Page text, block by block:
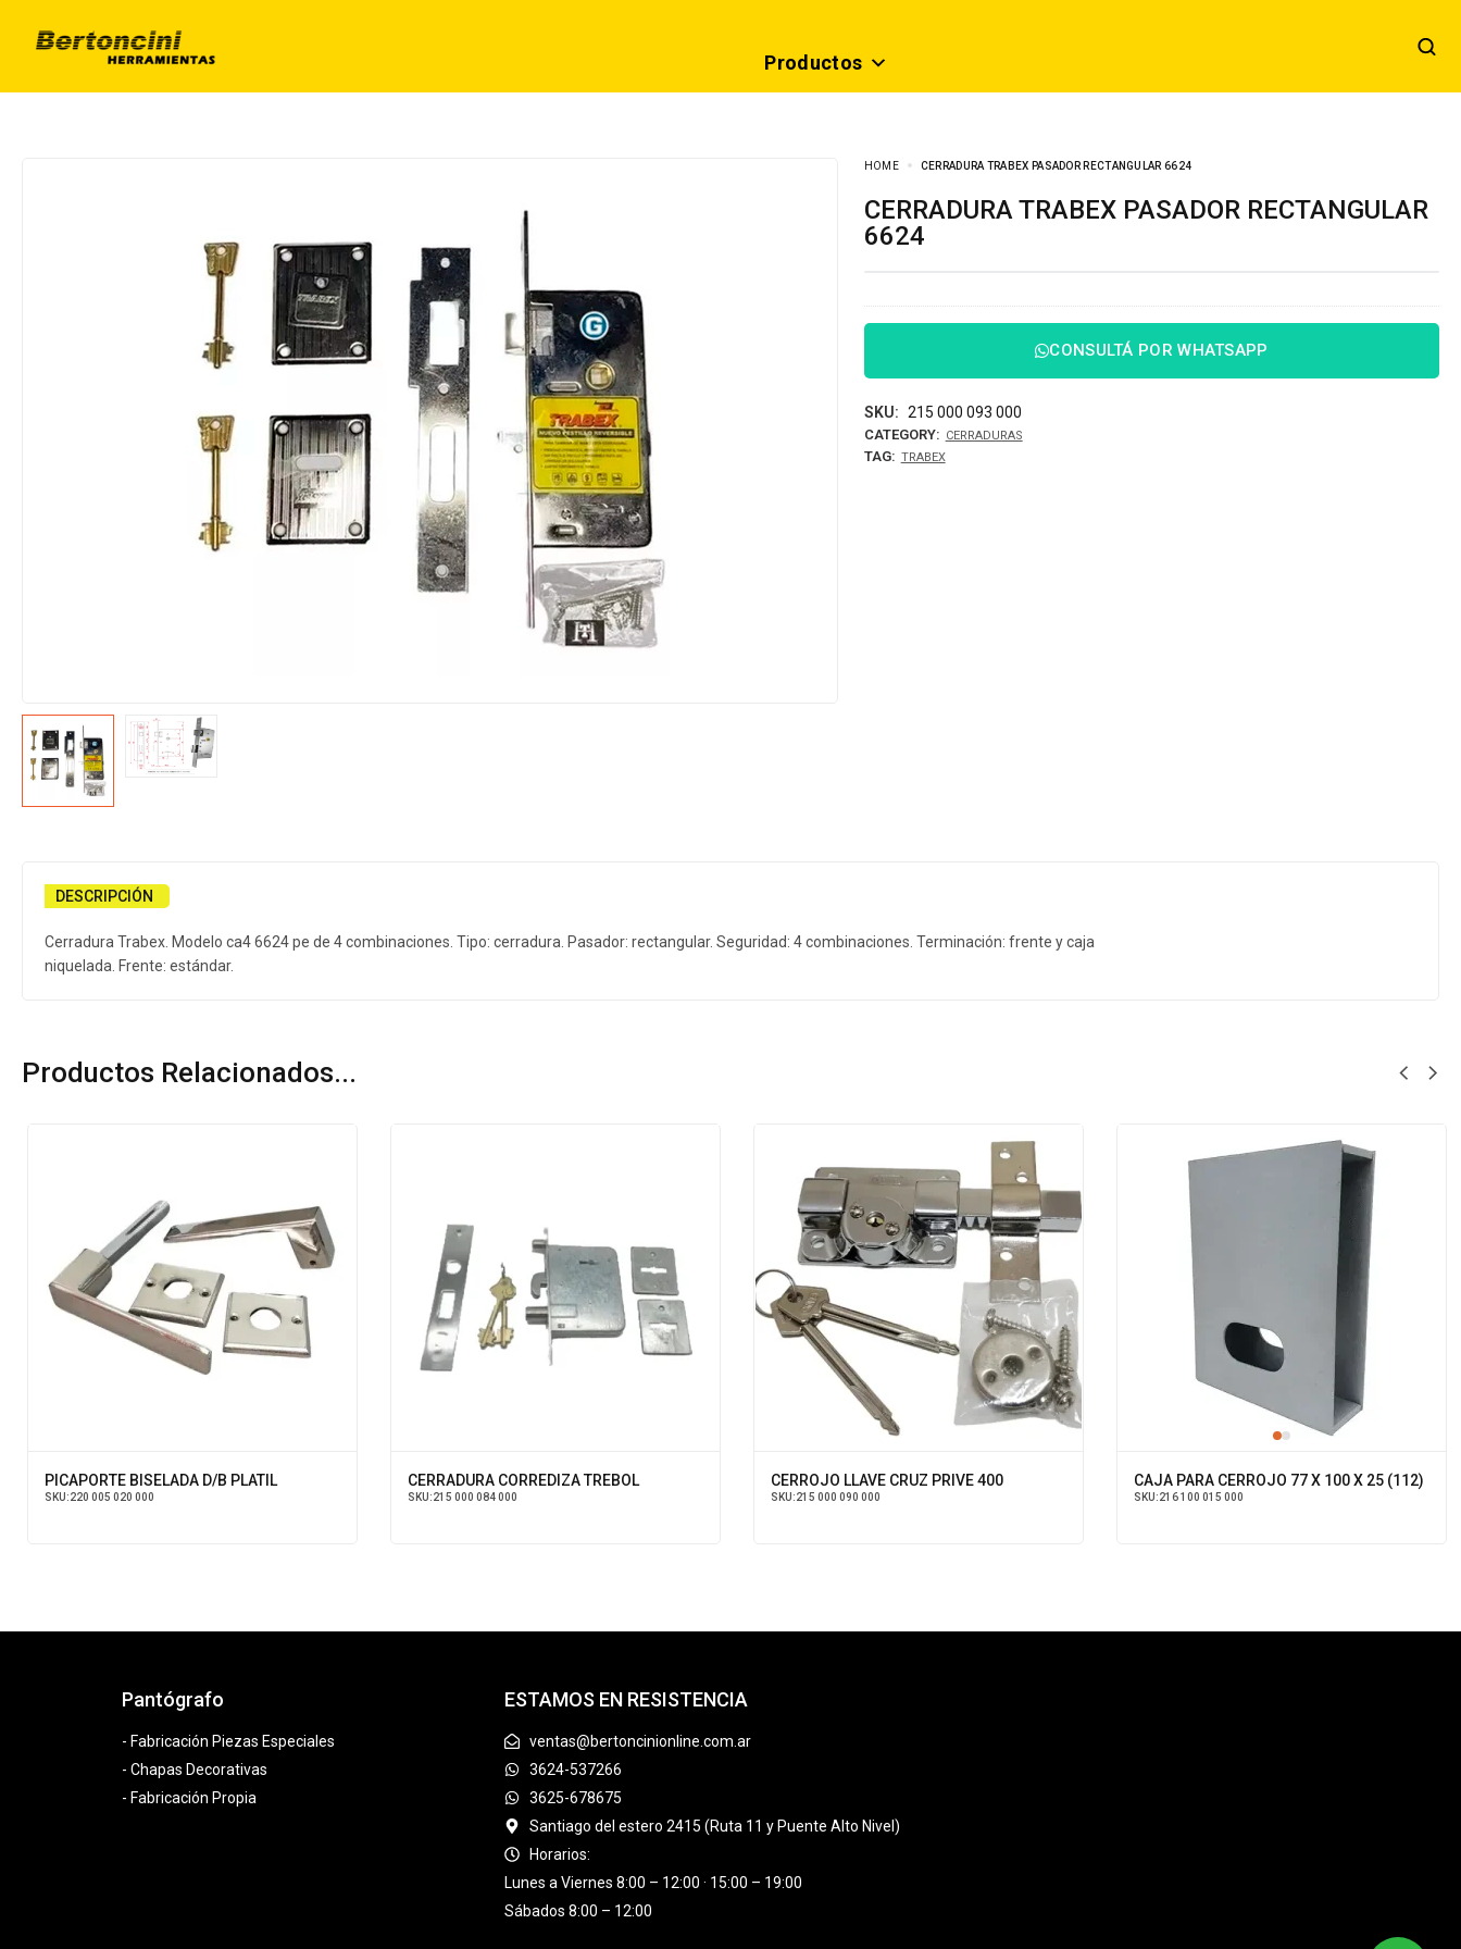
Productos
HOME CERRADURA TRABEX PASADOR RECTANGULAR 6624
CERRADURA TRABEX PASADOR RECTANGULAR
6624
CONSULTÁ POR WHATSAPP
SKU: 215 000 093 000
CATEGORY: CERRADURAS
TAG: TRABEX
DESCRIPCIÓN
Cerradura Trabex. Modelo ca4 6624 pe de 4 combinaciones. Tipo: cerradura. Pasador: rectangular. Seguridad: 4 combinaciones. Terminación: frente y caja
niquelada. Frente: estándar.
Productos Relacionados...
PICAPORTE BISELADA D/B PLATIL
SKU:220 005 020 000
CERRADURA CORREDIZA TREBOL
SKU:215 000 084 000
CERROJO LLAVE CRUZ PRIVE 400
SKU:215 000 090 000
CAJA PARA CERROJO 77 X 100 X 25 (112)
SKU:216 100 015 000
Pantógrafo
- Fabricación Piezas Especiales
- Chapas Decorativas
- Fabricación Propia
ESTAMOS EN RESISTENCIA
ventas@bertoncinionline.com.ar
3624-537266
3625-678675
Santiago del estero 2415 (Ruta 11 y Puente Alto Nivel)
Horarios:
Lunes a Viernes 8:00 – 12:00 · 15:00 – 19:00
Sábados 8:00 – 12:00